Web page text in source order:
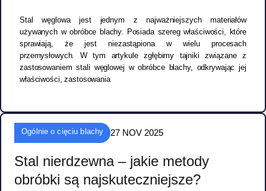
Stal węglowa jest jednym z najważniejszych materiałów
używanych w obróbce blachy. Posiada szereg właściwości, które
sprawiają, że jest niezastąpiona w wielu procesach
przemysłowych. W tym artykule zgłębimy tajniki związane z
zastosowaniem stali węglowej w obróbce blachy, odkrywając jej
właściwości, zastosowania
Ogólnie o cięciu blachy 27 NOV 2025
Stal nierdzewna – jakie metody
obróbki są najskuteczniejsze?